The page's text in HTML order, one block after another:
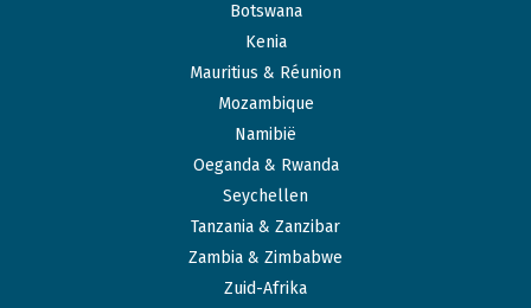
Botswana
Kenia
Mauritius & Réunion
Mozambique
Namibië
Oeganda & Rwanda
Seychellen
Tanzania & Zanzibar
Zambia & Zimbabwe
Zuid-Afrika